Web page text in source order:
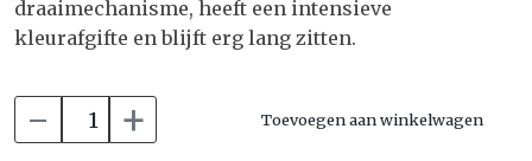
draaimechanisme, heeft een intensieve
kleurafgifte en blijft erg lang zitten.
- + Toevoegen aan winkelwagen